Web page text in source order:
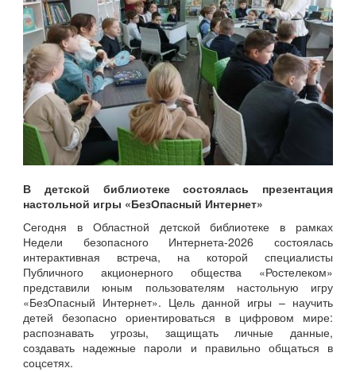
В детской библиотеке состоялась презентация
настольной игры «БезОпасный Интернет»
Сегодня в Областной детской библиотеке в рамках
Недели безопасного Интернета-2026 состоялась
интерактивная встреча, на которой специалисты
Публичного акционерного общества «Ростелеком»
представили юным пользователям настольную игру
«БезОпасный Интернет». Цель данной игры – научить
детей безопасно ориентироваться в цифровом мире:
распознавать угрозы, защищать личные данные,
создавать надежные пароли и правильно общаться в
соцсетях.